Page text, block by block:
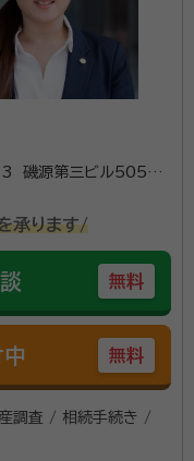
れる方が多いかと
中央駅近くの、千葉
ります。駐車場も
務所です。
及協会
磯源第三ビル505号
承ります/
無料
無料
調査 / 相続手続き /